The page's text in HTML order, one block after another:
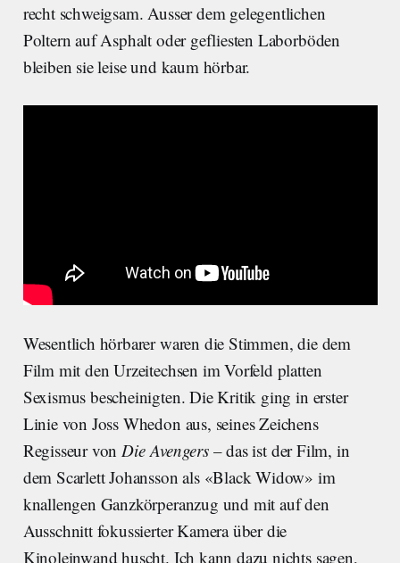
recht schweigsam. Ausser dem gelegentlichen
Poltern auf Asphalt oder gefliesten Laborböden
bleiben sie leise und kaum hörbar.
Wesentlich hörbarer waren die Stimmen, die dem
Film mit den Urzeitechsen im Vorfeld platten
Sexismus bescheinigten. Die Kritik ging in erster
Linie von Joss Whedon aus, seines Zeichens
Regisseur vonDie Avengers– das ist der Film, in
dem Scarlett Johansson als «Black Widow» im
knallengen Ganzkörperanzug und mit auf den
Ausschnitt fokussierter Kamera über die
Kinoleinwand huscht. Ich kann dazu nichts sagen,